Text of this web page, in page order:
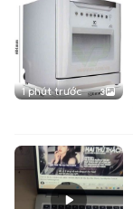
1 phút trước 3